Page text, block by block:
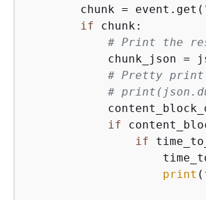
        chunk = event.get(
if chunk:
# Print the
chunk_json =
# Pretty print
#
if
if
print (